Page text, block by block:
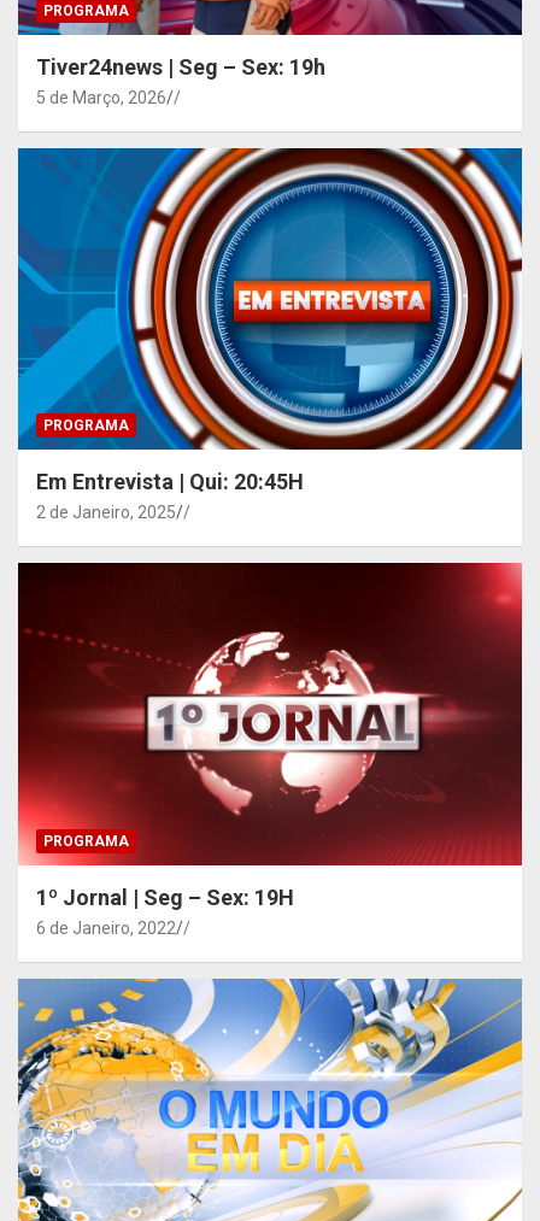
PROGRAMA
Tiver24news | Seg – Sex: 19h
5 de Março, 2026 /
PROGRAMA
Em Entrevista | Qui: 20:45H
2 de Janeiro, 2025 /
PROGRAMA
1º Jornal | Seg – Sex: 19H
6 de Janeiro, 2022 /